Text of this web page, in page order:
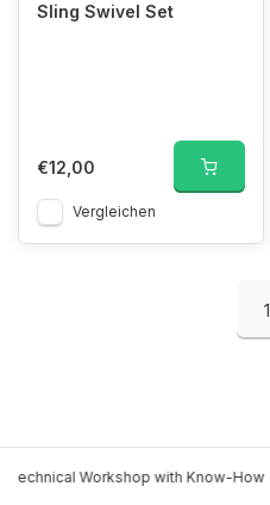
Sling Swivel Set
€12,00
Vergleichen
1
Technical Workshop with Know-How